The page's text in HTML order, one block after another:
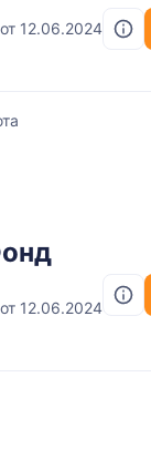
12.06.2024
12.06.2024